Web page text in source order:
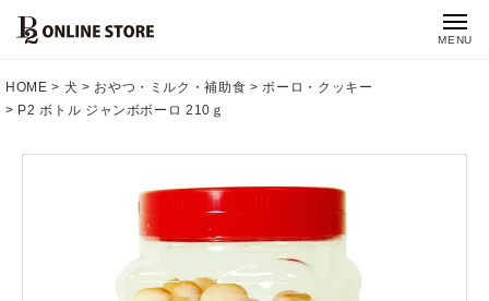
MENU
HOME 犬 おやつ・ミルク・補助食
ボーロ・クッキー
P2 ボトル ジャンボボーロ 210ｇ